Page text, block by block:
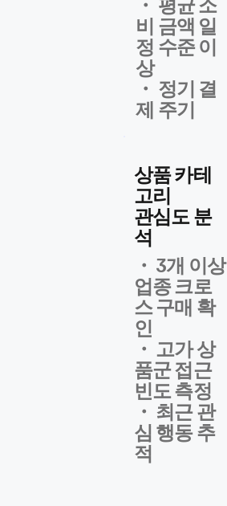
비 금액 일
정 수준 이
상
・ 정기 결
제 주기
상품 카테
고리
관심도 분
석
・ 3개 이상
업종 크로
스 구매 확
인
・ 고가 상
품군 접근
빈도 측정
・ 최근 관
심 행동 추
적